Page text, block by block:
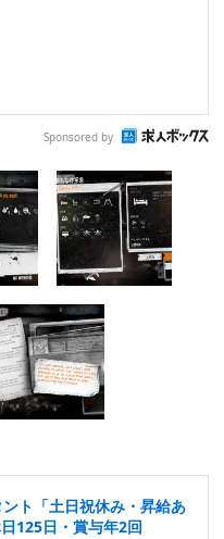
Sponsored by
ト「土日祝休み・昇給あ
125日・賞与年2回